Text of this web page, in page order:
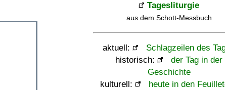
Tagesliturgie
aus dem Schott-Messbuch
aktuell:
Schlagzeilen des
historisch:
der Tag in der
Geschichte
kulturell:
heute in den